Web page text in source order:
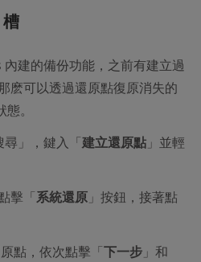
建的備份功能，之前有建立過
麽可以透過還原點復原消失的
。
」，鍵入「建立還原點 」並輕
擊「系統還原 」按鈕，接著點
點，依次點擊「下一步 」和